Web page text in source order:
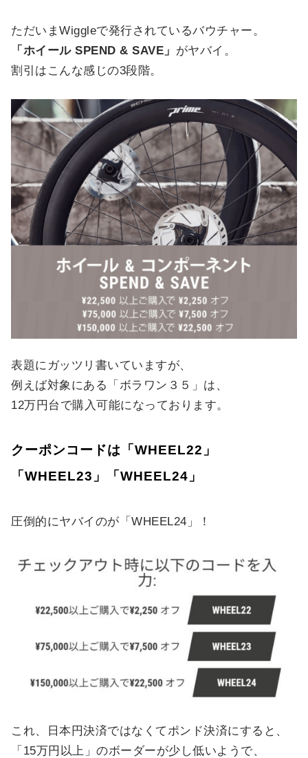
ただいまWiggleで発行されているバウチャー。
「ホイール SPEND & SAVE」 がヤバイ。
割引はこんな感じの3段階。
表題にガッツリ書いていますが、
例えば対象にある「ボラワン３５」は、
12万円台で購入可能になっております。
クーポンコードは「WHEEL22」
「WHEEL23」「WHEEL24」
圧倒的にヤバイのが「WHEEL24」！
これ、日本円決済ではなくてポンド決済にすると、
「15万円以上」のボーダーが少し低いようで、